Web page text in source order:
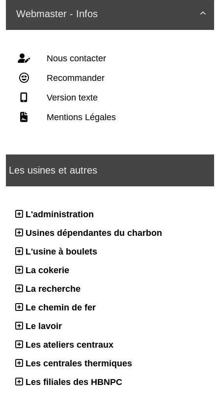

Webmaster - Infos
Nous contacter
Recommander
Version texte
Mentions Légales
Les usines et autres
L'administration
Usines dépendantes du charbon
L'usine à boulets
La cokerie
La recherche
Le chemin de fer
Le lavoir
Les ateliers centraux
Les centrales thermiques
Les filiales des HBNPC